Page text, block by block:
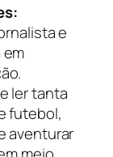
e
ler tanta
futebol,
aventurar